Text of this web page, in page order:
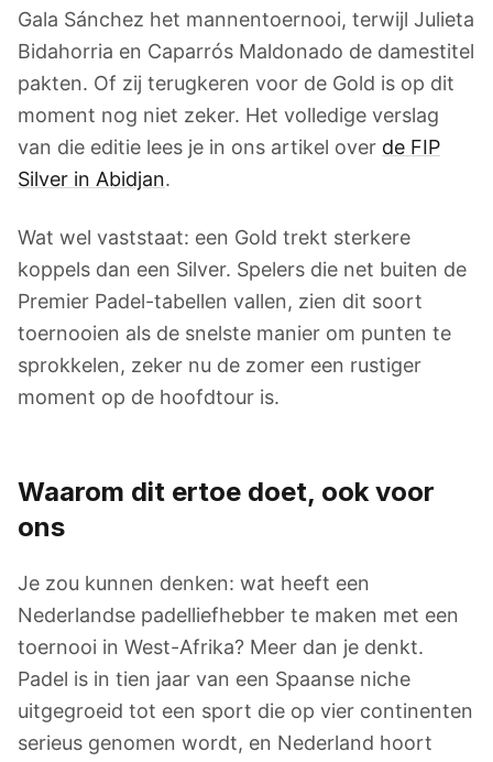
Gala Sánchez het mannentoernooi, terwijl Julieta
Bidahorria en Caparrós Maldonado de damestitel
pakten. Of zij terugkeren voor de Gold is op dit
moment nog niet zeker. Het volledige verslag
van die editie lees je in ons artikel over de FIP
Silver in Abidjan.
Wat wel vaststaat: een Gold trekt sterkere
koppels dan een Silver. Spelers die net buiten de
Premier Padel-tabellen vallen, zien dit soort
toernooien als de snelste manier om punten te
sprokkelen, zeker nu de zomer een rustiger
moment op de hoofdtour is.
Waarom dit ertoe doet, ook voor
ons
Je zou kunnen denken: wat heeft een
Nederlandse padelliefhebber te maken met een
toernooi in West-Afrika? Meer dan je denkt.
Padel is in tien jaar van een Spaanse niche
uitgegroeid tot een sport die op vier continenten
serieus genomen wordt, en Nederland hoort